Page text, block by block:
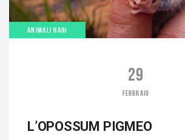
ANIMALI RARI
29
FEBBRAIO
L’OPOSSUM PIGMEO